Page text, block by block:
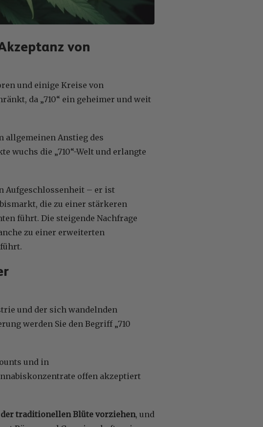
von
und einige Kreise von
da „710“ ein geheimer und weit
allgemeinen Anstieg des
wuchs die „710“-Welt und erlangte
Aufgeschlossenheit – er ist
die zu einer stärkeren
führt. Die steigende Nachfrage
zu einer erweiterten
und der sich wandelnden
werden Sie den Begriff „710
und in
offen akzeptiert
traditionellen Blüte vorziehen, und